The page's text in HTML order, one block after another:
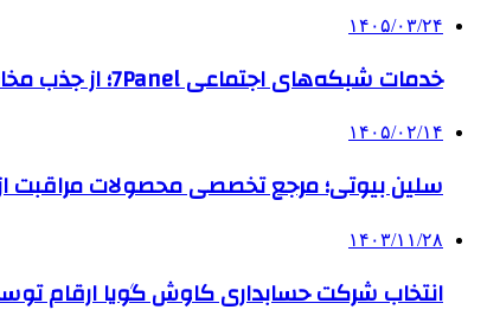
۱۴۰۵/۰۳/۲۴
خدمات شبکه‌های اجتماعی 7Panel؛ از جذب مخاطب تا افزایش درآمد
۱۴۰۵/۰۲/۱۴
سلین بیوتی؛ مرجع تخصصی محصولات مراقبت
۱۴۰۳/۱۱/۲۸
انتخاب شرکت حسابداری کاوش گویا ارقام